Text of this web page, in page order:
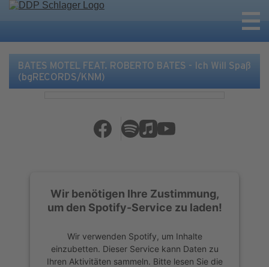
BATES MOTEL FEAT. ROBERTO BATES - Ich Will Spaß
(bgRECORDS/KNM)
Wir benötigen Ihre Zustimmung,
um den Spotify-Service zu laden!
Wir verwenden Spotify, um Inhalte
einzubetten. Dieser Service kann Daten zu
Ihren Aktivitäten sammeln. Bitte lesen Sie die